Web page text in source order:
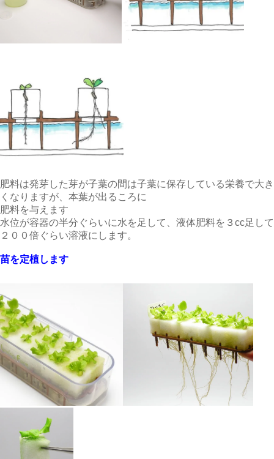
肥料は発芽した芽が子葉の間は子葉に保存している栄養で大き
くなりますが、本葉が出るころに
肥料を与えます
水位が容器の半分ぐらいに水を足して、液体肥料を３cc足して
２００倍ぐらい溶液にします。
苗を定植します